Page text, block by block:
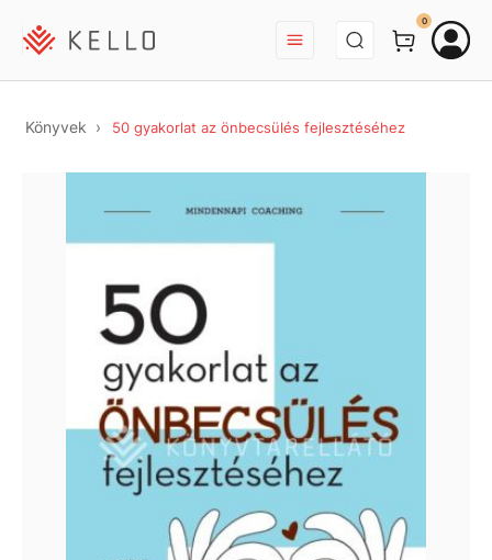
BEJELENTKEZÉS
0
Könyvek 50 gyakorlat az önbecsülés fejlesztéséhez